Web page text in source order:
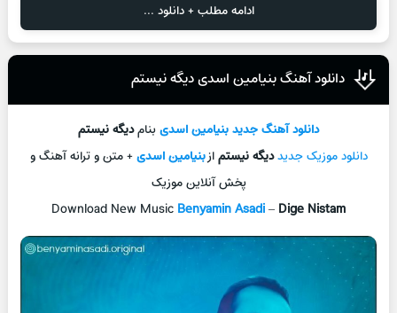
ادامه مطلب + دانلود ...
دانلود آهنگ بنیامین اسدی دیگه نیستم
دانلود آهنگ جدیدبنیامین اسدیبنامدیگه نیستم
دانلود موزیک جدیددیگه نیستمازبنیامین اسدی+ متن و ترانه آهنگ و
پخش آنلاین موزیک
Download New Music Benyamin Asadi– Dige Nistam